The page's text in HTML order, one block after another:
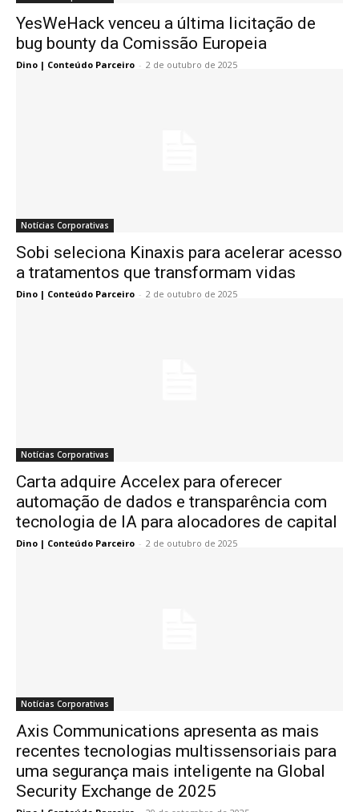
YesWeHack venceu a última licitação de
bug bounty da Comissão Europeia
Dino | Conteúdo Parceiro - 2 de outubro de 2025
Notícias Corporativas
Sobi seleciona Kinaxis para acelerar acesso
a tratamentos que transformam vidas
Dino | Conteúdo Parceiro - 2 de outubro de 2025
Notícias Corporativas
Carta adquire Accelex para oferecer
automação de dados e transparência com
tecnologia de IA para alocadores de capital
Dino | Conteúdo Parceiro - 2 de outubro de 2025
Notícias Corporativas
Axis Communications apresenta as mais
recentes tecnologias multissensoriais para
uma segurança mais inteligente na Global
Security Exchange de 2025